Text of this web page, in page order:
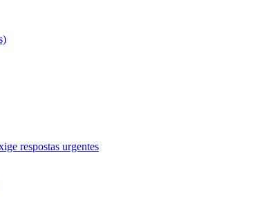
respostas urgentes